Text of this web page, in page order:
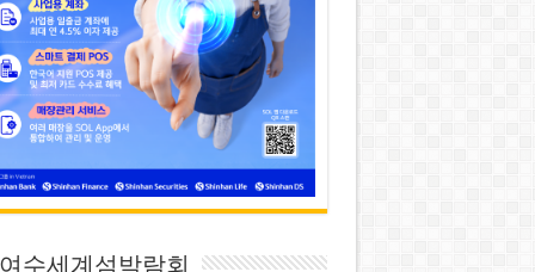
여수세계섬박람회